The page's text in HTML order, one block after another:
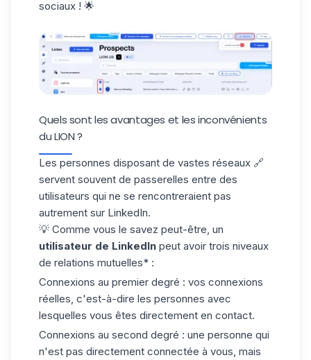
sociaux ! 🌟
Quels sont les avantages et les inconvénients
du LION ?
Les personnes disposant de vastes réseaux 🔗
servent souvent de passerelles entre des
utilisateurs qui ne se rencontreraient pas
autrement sur LinkedIn.
💡 Comme vous le savez peut-être, un
utilisateur de LinkedIn peut avoir trois niveaux
de relations mutuelles* :
Connexions au premier degré : vos connexions
réelles, c'est-à-dire les personnes avec
lesquelles vous êtes directement en contact.
Connexions au second degré : une personne qui
n'est pas directement connectée à vous, mais